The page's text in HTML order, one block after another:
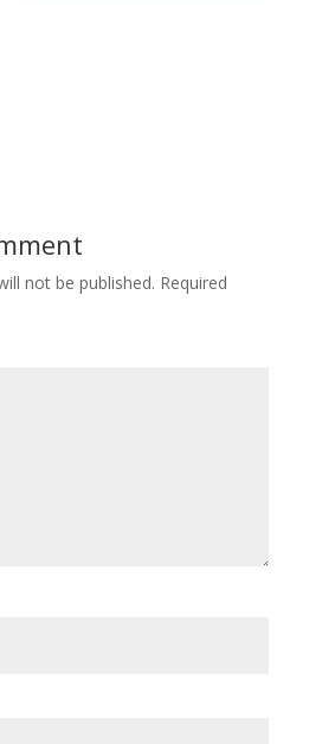
not be published. Required